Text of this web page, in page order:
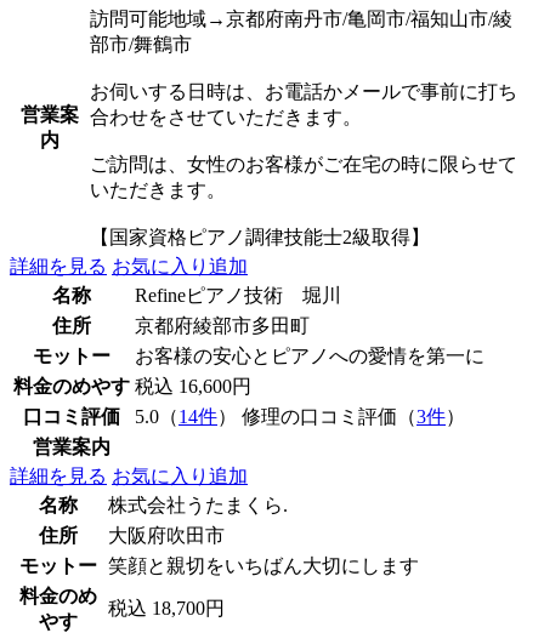
営業案
内
訪問可能地域→京都府南丹市/亀岡市/福知山市/綾
部市/舞鶴市
お伺いする日時は、お電話かメールで事前に打ち
合わせをさせていただきます。
ご訪問は、女性のお客様がご在宅の時に限らせて
いただきます。
【国家資格ピアノ調律技能士2級取得】
詳細を見る お気に入り追加
名称
Refineピアノ技術 堀川
住所
京都府綾部市多田町
モットー
お客様の安心とピアノへの愛情を第一に
料金のめやす 税込 16,600円
口コミ評価
5.0（14件） 修理の口コミ評価（3件）
営業案内
詳細を見る お気に入り追加
名称
株式会社うたまくら.
住所
大阪府吹田市
モットー 笑顔と親切をいちばん大切にします
料金のめ
やす
税込 18,700円